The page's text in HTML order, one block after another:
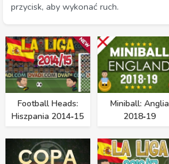
przycisk, aby wykonać ruch.
Football Heads:
Hiszpania 2014‑15
Miniball: Anglia
2018‑19